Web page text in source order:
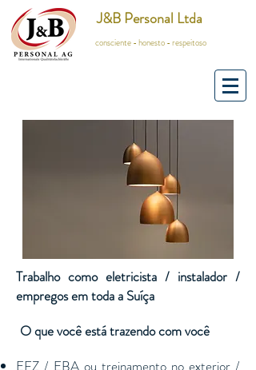
J&B Personal Ltda
consciente - honesto - respeitoso
Trabalho como eletricista / instalador /
empregos em toda a Suíça
O que você está trazendo com você
EFZ / EBA ou treinamento no exterior /